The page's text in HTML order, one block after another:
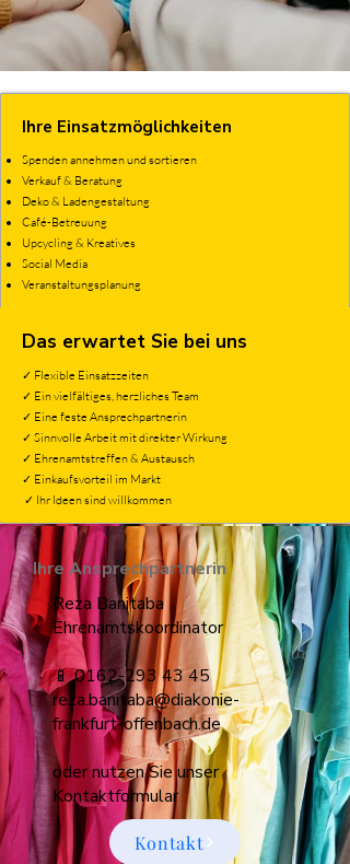
Ihre Einsatzmöglichkeiten
Spenden annehmen und sortieren
Verkauf & Beratung
Deko & Ladengestaltung
Café-Betreuung
Upcycling & Kreatives
Social Media
Veranstaltungsplanung
Das erwartet Sie bei uns
✓ Flexible Einsatzzeiten
✓ Ein vielfältiges, herzliches Team
✓ Eine feste Ansprechpartnerin
✓ Sinnvolle Arbeit mit direkter Wirkung
✓ Ehrenamtstreffen & Austausch
✓ Einkaufsvorteil im Markt
✓ Ihr Ideen sind willkommen
Ihre Ansprechpartnerin
Reza Banitaba
Ehrenamtskoordinator
📱 0162-293 43 45
reza.banitaba@diakonie-
frankfurt-offenbach.de
oder nutzen Sie unser
Kontaktformular
Kontakt